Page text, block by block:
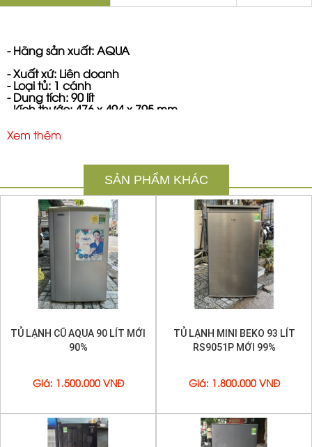
- Hãng sản xuất: AQUA
- Xuất xứ: Liên doanh
- Loại tủ: 1 cánh
- Dung tích: 90 lít
- Kích thước: 476 x 494 x 795 mm
Hình ảnh cung cấp trên web thật 100% . bao đổi trả nếu
hàng không đảm bảo chất lượng như quảng cáo
Xem thêm
SẢN PHẨM KHÁC
TỦ LẠNH CŨ AQUA 90 LÍT MỚI
90%
Giá: 1.500.000 VNĐ
TỦ LẠNH MINI BEKO 93 LÍT
RS9051P MỚI 99%
Giá: 1.800.000 VNĐ